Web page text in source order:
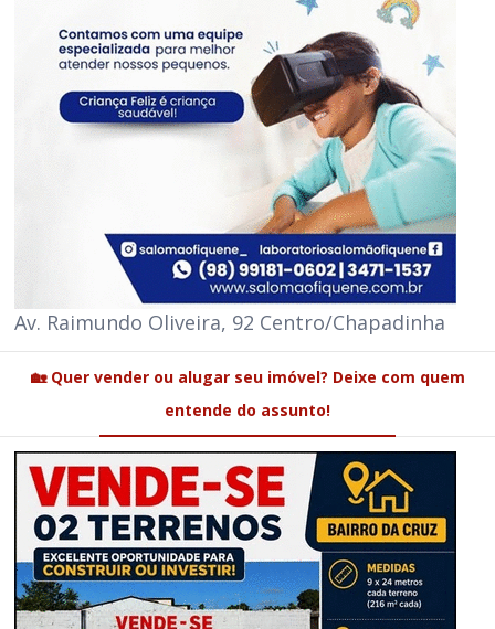
Av. Raimundo Oliveira, 92 Centro/Chapadinha
🏡 Quer vender ou alugar seu imóvel? Deixe com quem
entende do assunto!